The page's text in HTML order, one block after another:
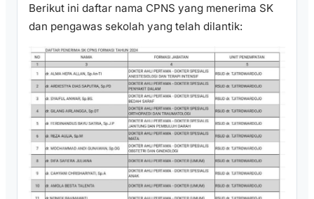
Berikut ini daftar nama CPNS yang menerima SK
dan pengawas sekolah yang telah dilantik: